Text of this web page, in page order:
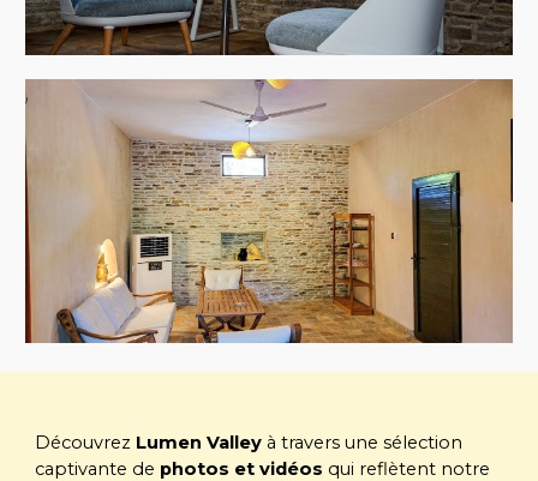
Découvrez Lumen Valley à travers une sélection
captivante de photos et vidéos qui reflètent notre